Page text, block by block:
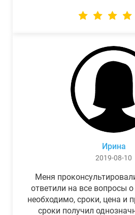
Ирина
2019-08-10
Меня
ответили на все вопросы
необходимо, сроки, цена и
сроки получил